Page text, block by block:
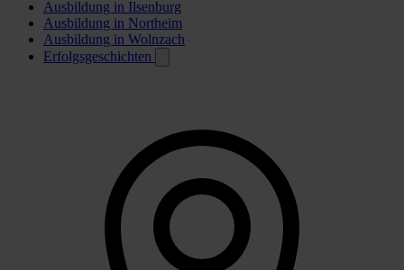
Ausbildung in Ilsenburg
Ausbildung in Northeim
Ausbildung in Wolnzach
Erfolgsgeschichten